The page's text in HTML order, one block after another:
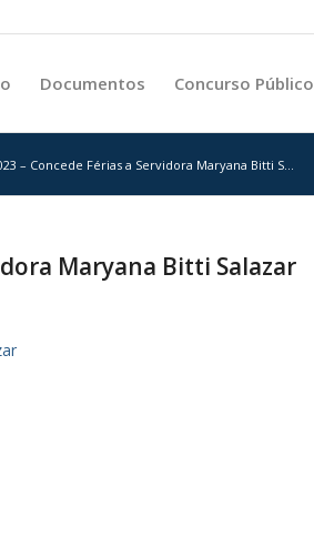
Documentos Concurso Público
– Concede Férias a Servidora Maryana Bitti S...
Maryana Bitti Salazar